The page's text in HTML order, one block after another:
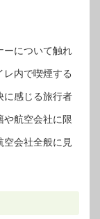
ーについて触れ
レ内で喫煙する
に感じる旅行者
や航空会社に限
空会社全般に見